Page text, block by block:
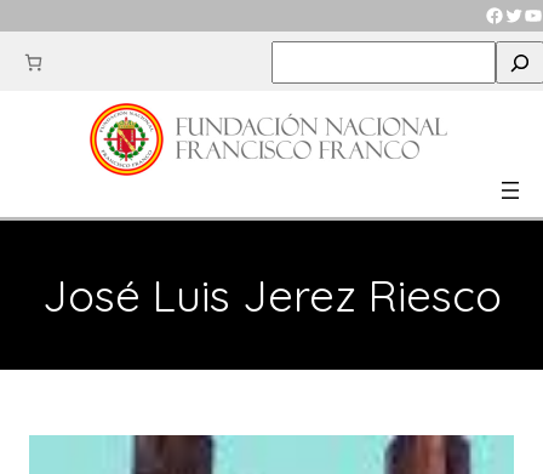
al
contenido
e
r
c
José Luis Jerez Riesco